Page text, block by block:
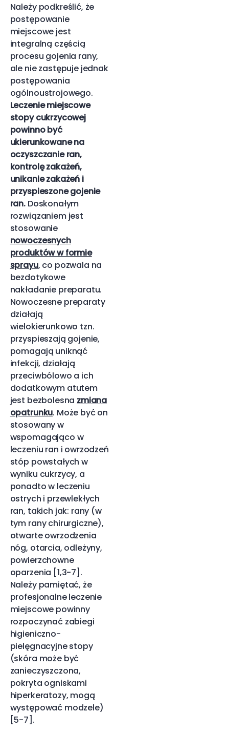
Należy podkreślić, że
postępowanie
miejscowe jest
integralną częścią
procesu gojenia rany,
ale nie zastępuje jednak
postępowania
ogólnoustrojowego.
Leczenie miejscowe
stopy cukrzycowej
powinno być
ukierunkowane na
oczyszczanie ran,
kontrolę zakażeń,
unikanie zakażeń i
przyspieszone gojenie
ran. Doskonałym
rozwiązaniem jest
stosowanie
nowoczesnych
produktów w formie
sprayu, co pozwala na
bezdotykowe
nakładanie preparatu.
Nowoczesne preparaty
działają
wielokierunkowo tzn.
przyspieszają gojenie,
pomagają uniknąć
infekcji, działają
przeciwbólowo a ich
dodatkowym atutem
jest bezbolesna zmiana
opatrunku. Może być on
stosowany w
wspomagająco w
leczeniu ran i owrzodzeń
stóp powstałych w
wyniku cukrzycy, a
ponadto w leczeniu
ostrych i przewlekłych
ran, takich jak: rany (w
tym rany chirurgiczne),
otwarte owrzodzenia
nóg, otarcia, odleżyny,
powierzchowne
oparzenia [1,3-7].
Należy pamiętać, że
profesjonalne leczenie
miejscowe powinny
rozpoczynać zabiegi
higieniczno-
pielęgnacyjne stopy
(skóra może być
zanieczyszczona,
pokryta ogniskami
hiperkeratozy, mogą
występować modzele)
[5-7].